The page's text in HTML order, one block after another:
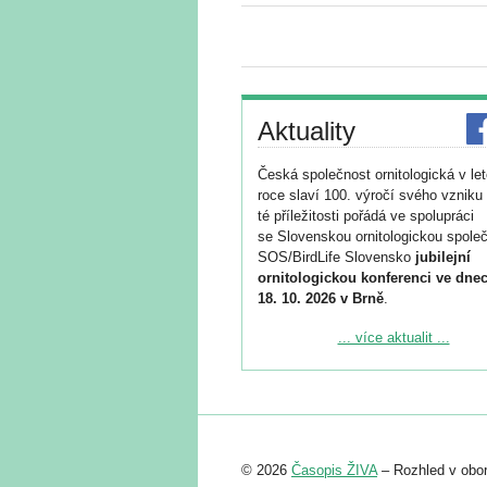
Aktuality
Česká společnost ornitologická v
roce slaví 100. výročí svého vzniku
té příležitosti pořádá ve spolupráci
se Slovenskou ornitologickou
SOS/BirdLife Slovensko jubilejní
ornitologickou konferenci ve
18. 10. 2026 v Brně.
Podrobnější informace ke konferenci
Registrovat se můžete do 6. září.
abstraktu přihlášené přednášky
... více aktualit ...
© 2026 Časopis ŽIVA– Rozhled v